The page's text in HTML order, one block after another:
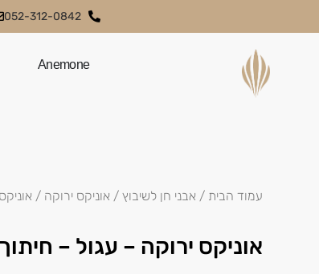
052-312-0842
Anemone
עמוד הבית / אבני חן לשיבוץ / אוניקס ירוקה /
אוניקס ירוקה – עגול –